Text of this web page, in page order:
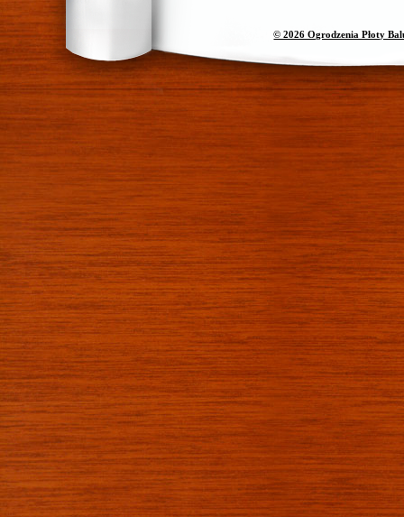
© 2026 Ogrodzenia Płoty